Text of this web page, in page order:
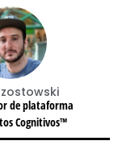
de plataforma
Cognitivos™